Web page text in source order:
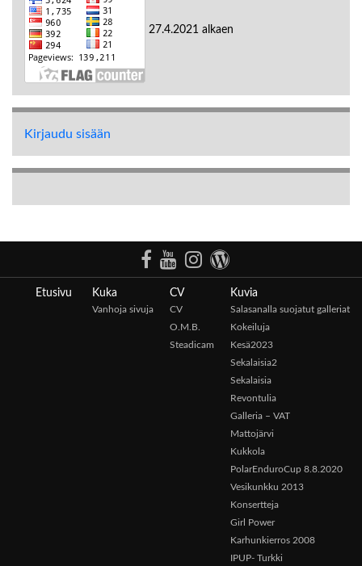
27.4.2021 alkaen
Kirjaudu sisään
Etusivu Kuka
Vanhoja sivuja
CV
CV
O.M.B.
Steadicam
Kuvia
Salasanalla suojatut galleriat
Kokeiluja
Kesä2023
Sekalaisia2
Sekalaisia
Revontulia
Galleria – VAT
Mattojärvi
Kukkola
PolarEnduroCup 8.8.2020
Vesikunkku 2013
Konsertteja
Girl Power
Karhunkierros 2008
IPUP- Turkki